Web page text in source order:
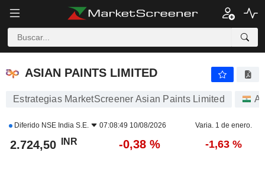
ASIAN PAINTS LIMITED
ASIAN PAINTS LIMITED
Estrategias MarketScreener Asian Paints Limited
Diferido NSE India S.E. 07:08:49 10/08/2026 Varia. 1 de enero.
2.724,50 INR -0,38 % -1,63 %